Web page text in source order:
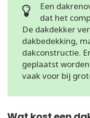
Een
dat het
De dakdekker
dakbedekking,
dakconstructie.
geplaatst
vaak voor bij